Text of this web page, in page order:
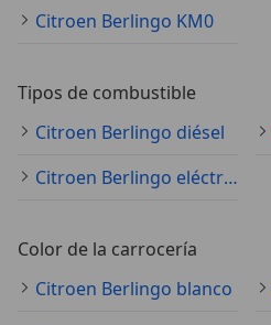
Citroen Berlingo KM0
Tipos de combustible
Citroen Berlingo diésel
Citroen Berlingo eléctrico
Color de la carrocería
Citroen Berlingo blanco